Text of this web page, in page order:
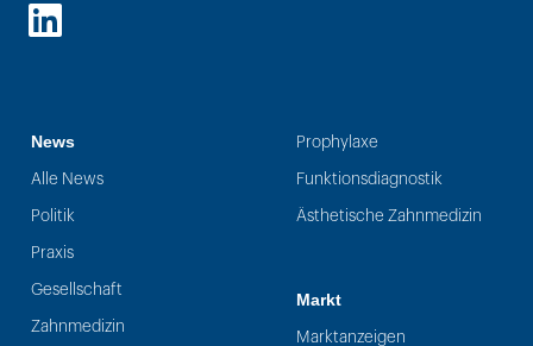
LinkedIn
News
Alle News
Politik
Praxis
Gesellschaft
Zahnmedizin
Prophylaxe
Funktionsdiagnostik
Ästhetische Zahnmedizin
Markt
Marktanzeigen